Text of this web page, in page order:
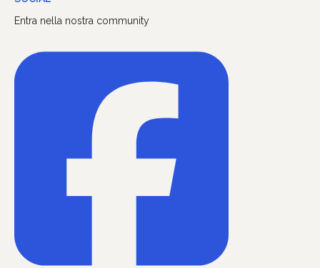
Entra nella nostra community